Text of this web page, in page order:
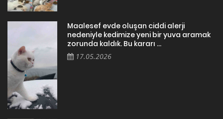
Maalesef evde oluşan ciddi alerji
nedeniyle kedimize yeni bir yuva aramak
zorunda kaldık. Bu kararı ...
17.05.2026